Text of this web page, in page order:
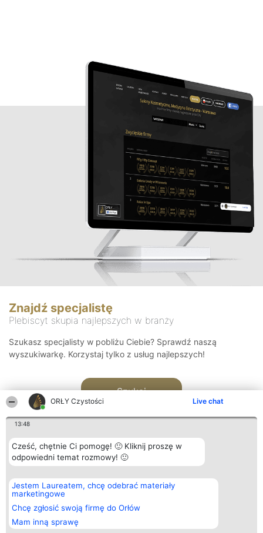
ORŁY Czystości Live chat
13:48
Cześć, chętnie Ci pomogę! 🙂 Kliknij proszę w
odpowiedni temat rozmowy! 🙂
Jestem Laureatem, chcę odebrać materiały
marketingowe
Chcę zgłosić swoją firmę do Orłów
Mam inną sprawę
Znajdź specjalistę
Plebiscyt skupia najlepszych w branży
Szukasz specjalisty w pobliżu Ciebie? Sprawdź naszą
wyszukiwarkę. Korzystaj tylko z usług najlepszych!
Szukaj
Organizator plebiscytu
Bright Side Solutions sp. z o.
o. sp. k.
ul. Ruska 22
Wrocław 50-079
KRS 0000749100 | Regon
381313360 | NIP 8943132676
Plebiscyt
Laureaci
wszystkich
Laureatów
Regulamin
Kontakt
Kontakt